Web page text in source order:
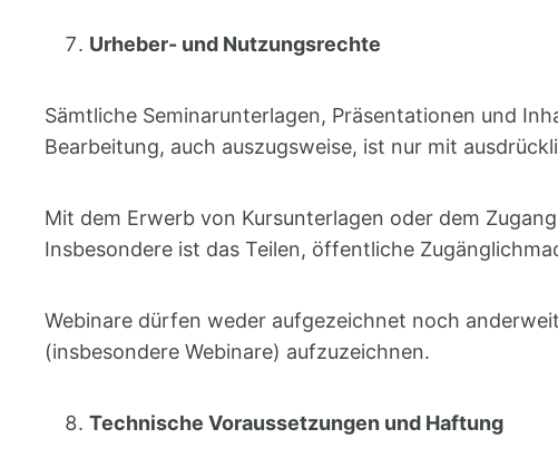
Urheber- und Nutzungsrechte
Sämtliche Seminarunterlagen, Präsentationen und
Bearbeitung, auch auszugsweise, ist nur mit
Mit dem Erwerb von Kursunterlagen oder dem
Insbesondere ist das Teilen, öffentliche
Webinare dürfen weder aufgezeichnet noch
(insbesondere Webinare) aufzuzeichnen.
Technische Voraussetzungen und Haftung